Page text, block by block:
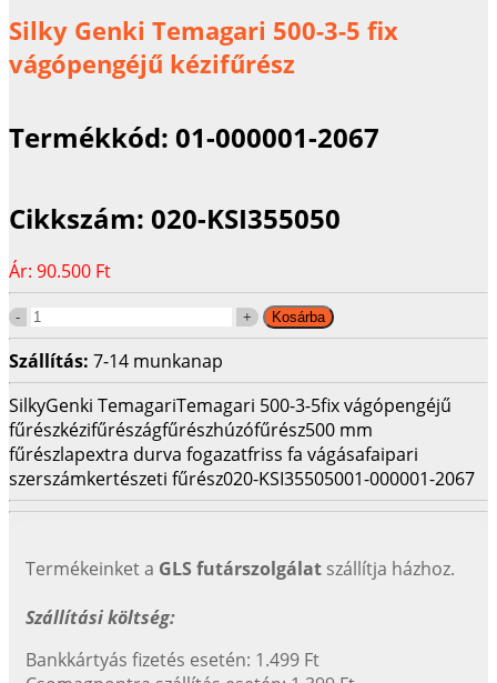
Silky Genki Temagari 500-3-5 fix
vágópengéjű kézifűrész
Termékkód: 01-000001-2067
Cikkszám: 020-KSI355050
Ár: 90.500 Ft
Szállítás: 7-14 munkanap
SilkyGenki TemagariTemagari 500-3-5fix vágópengéjű
fűrészkézifűrészágfűrészhúzófűrész500 mm
fűrészlapextra durva fogazatfriss fa vágásafaipari
szerszámkertészeti fűrész020-KSI35505001-000001-2067
Termékeinket a GLS futárszolgálat szállítja házhoz.
Szállítási költség:
Bankkártyás fizetés esetén: 1.499 Ft